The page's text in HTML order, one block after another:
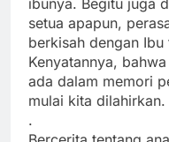
setua apapun,
berkisah dengan
Kenyatannya,
ada dalam memori
mulai kita dilahirkan.
.